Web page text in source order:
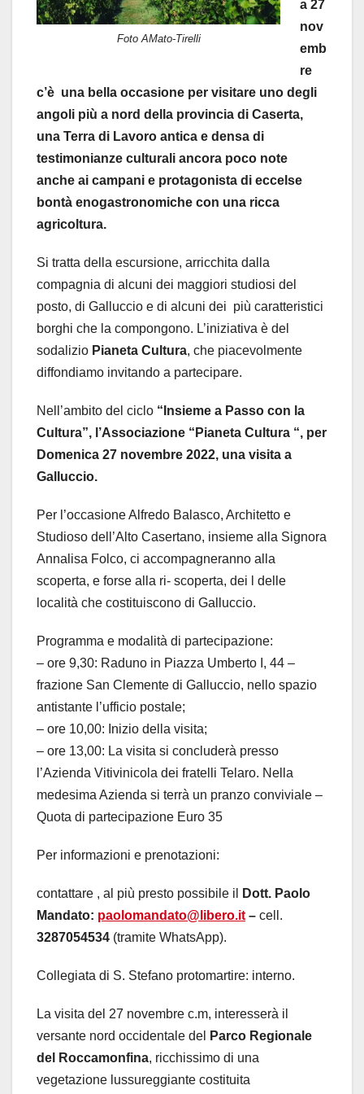
Foto AMato-Tirelli
a 27
nov
emb
re
c’è una bella occasione per visitare uno degli
angoli più a nord della provincia di Caserta,
una Terra di Lavoro antica e densa di
testimonianze culturali ancora poco note
anche ai campani e protagonista di eccelse
bontà enogastronomiche con una ricca
agricoltura.
Si tratta della escursione, arricchita dalla
compagnia di alcuni dei maggiori studiosi del
posto, di Galluccio e di alcuni dei più caratteristici
borghi che la compongono. L’iniziativa è del
sodalizio Pianeta Cultura, che piacevolmente
diffondiamo invitando a partecipare.
Nell’ambito del ciclo “Insieme a Passo con la
Cultura”, l’Associazione “Pianeta Cultura “, per
Domenica 27 novembre 2022, una visita a
Galluccio.
Per l’occasione Alfredo Balasco, Architetto e
Studioso dell’Alto Casertano, insieme alla Signora
Annalisa Folco, ci accompagneranno alla
scoperta, e forse alla ri- scoperta, dei l delle
località che costituiscono di Galluccio.
Programma e modalità di partecipazione:
– ore 9,30: Raduno in Piazza Umberto I, 44 –
frazione San Clemente di Galluccio, nello spazio
antistante l’ufficio postale;
– ore 10,00: Inizio della visita;
– ore 13,00: La visita si concluderà presso
l’Azienda Vitivinicola dei fratelli Telaro. Nella
medesima Azienda si terrà un pranzo conviviale –
Quota di partecipazione Euro 35
Per informazioni e prenotazioni:
contattare , al più presto possibile il
Dott. Paolo
Mandato: paolomandato@libero.it – cell.
3287054534 (tramite WhatsApp).
Collegiata di S. Stefano protomartire: interno.
La visita del 27 novembre c.m, interesserà il
versante nord occidentale del
Parco Regionale
del Roccamonfina, ricchissimo di una
vegetazione lussureggiante costituita